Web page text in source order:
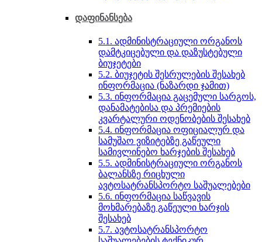
დაფინანსება
5.1. ადმინისტრაციული ორგანოს
დამტკიცებული და დაზუსტებული
ბიუჯეტები
5.2. ბიუჯეტის შესრულების შესახებ
ინფორმაცია (ნაზარდი ჯამით)
5.3. ინფორმაცია გაცემული სარგოს,
დანამატებისა და პრემიების
კვარტალური ოდენობების შესახებ
5.4. ინფორმაცია ოფიციალურ და
სამუშაო ვიზიტებზე გაწეული
სამივლინებო ხარჯების შესახებ
5.5. ადმინისტრაციული ორგანოს
ბალანსზე რიცხული
ავტოსატრანსპორტო საშუალებები
5.6. ინფორმაცია საწვავის
მოხმარებაზე გაწეული ხარჯის
შესახებ
5.7. ავტოსატრანსპორტო